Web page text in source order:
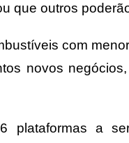
que outros
com
novos
a